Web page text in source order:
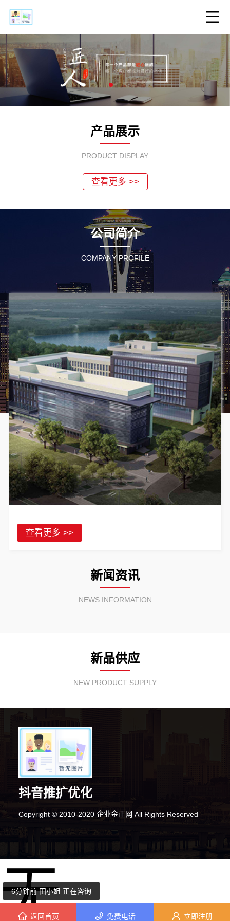
产品展示
PRODUCT DISPLAY
查看更多 >>
公司简介
COMPANY PROFILE
查看更多 >>
新闻资讯
NEWS INFORMATION
新品供应
NEW PRODUCT SUPPLY
抖音推扩优化
Copyright © 2010-2020 企业金正网 All Rights Reserved
6分钟前 田小姐 正在咨询
4分钟前 钟先生 正在咨询
返回首页 免费电话 立即注册
无